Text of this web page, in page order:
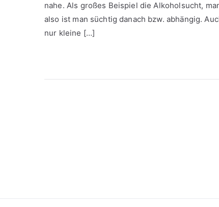
nahe. Als großes Beispiel die Alkoholsucht,
also ist man süchtig danach bzw. abhängig.
nur kleine […]